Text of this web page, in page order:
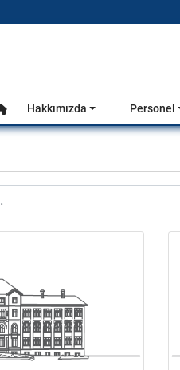
Anasayfa
Hakkımızda Personel